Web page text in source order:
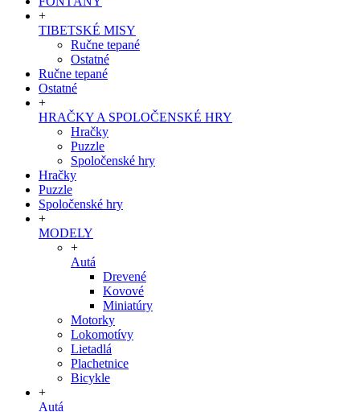
+
TIBETSKÉ MISY
Ručne tepané
Ostatné
Ručne tepané
Ostatné
+
HRAČKY A SPOLOČENSKÉ HRY
Hračky
Puzzle
Spoločenské hry
Hračky
Puzzle
Spoločenské hry
+
MODELY
+
Autá
Drevené
Kovové
Miniatúry
Motorky
Lokomotívy
Lietadlá
Plachetnice
Bicykle
+
Autá